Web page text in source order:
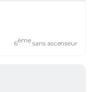
6èmesans ascenseur